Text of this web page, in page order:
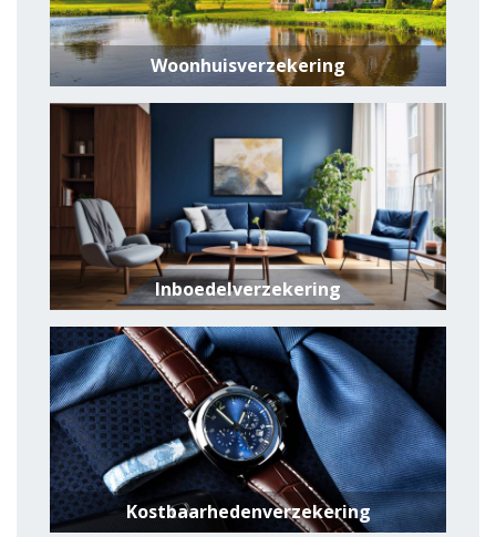
Woonhuisverzekering
Inboedelverzekering
Kostbaarhedenverzekering